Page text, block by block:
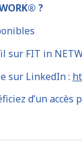
?
sur FIT in
sur LinkedIn :
d’un